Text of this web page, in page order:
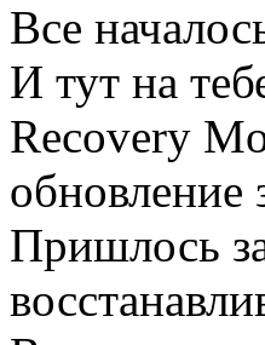
Все
И тут на
Recovery
обновление
Пришлось